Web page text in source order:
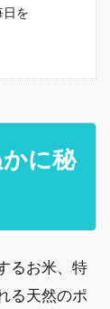
日を
に秘
るお米、特
る天然のポ